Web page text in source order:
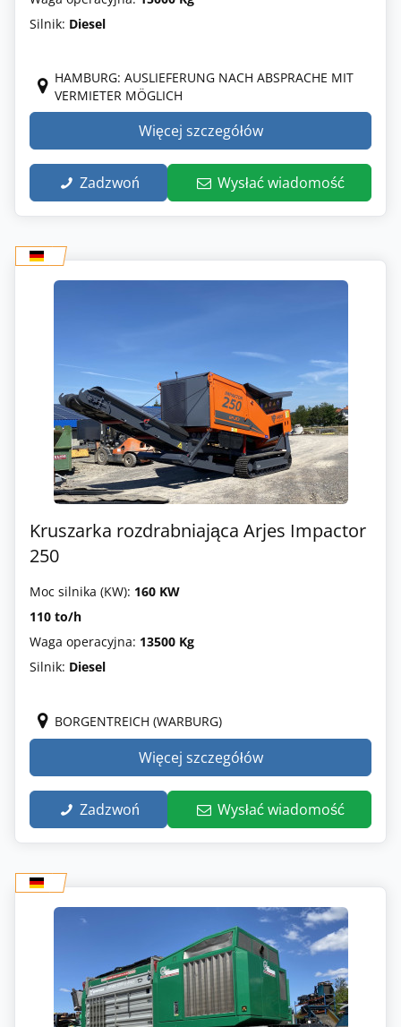
Silnik: Diesel
HAMBURG: AUSLIEFERUNG NACH ABSPRACHE MIT
VERMIETER MÖGLICH
Więcej szczegółów
Zadzwoń Wysłać wiadomość
Kruszarka rozdrabniająca Arjes Impactor
250
Moc silnika (KW): 160 KW
110 to/h
Waga operacyjna: 13500 Kg
Silnik: Diesel
BORGENTREICH (WARBURG)
Więcej szczegółów
Zadzwoń Wysłać wiadomość